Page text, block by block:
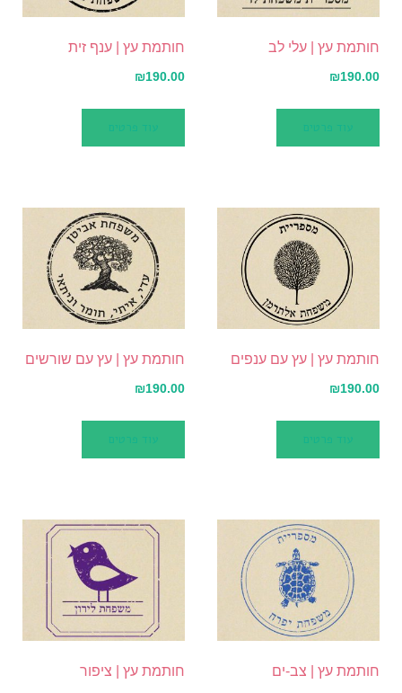
חותמת עץ | עלי לב
₪190.00
עוד פרטים
חותמת עץ | ענף זית
₪190.00
עוד פרטים
חותמת עץ | עץ עם ענפים
₪190.00
עוד פרטים
חותמת עץ | עץ עם שורשים
₪190.00
עוד פרטים
חותמת עץ | צב-ים חותמת עץ | ציפור